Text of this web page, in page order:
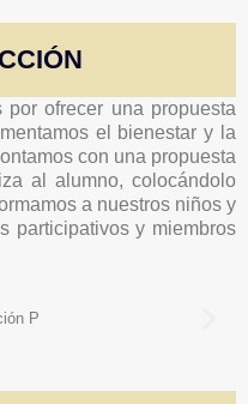
por ofrecer una propuesta
el bienestar y la
con una propuesta
al alumno, colocándolo
a nuestros niños y
participativos y miembros